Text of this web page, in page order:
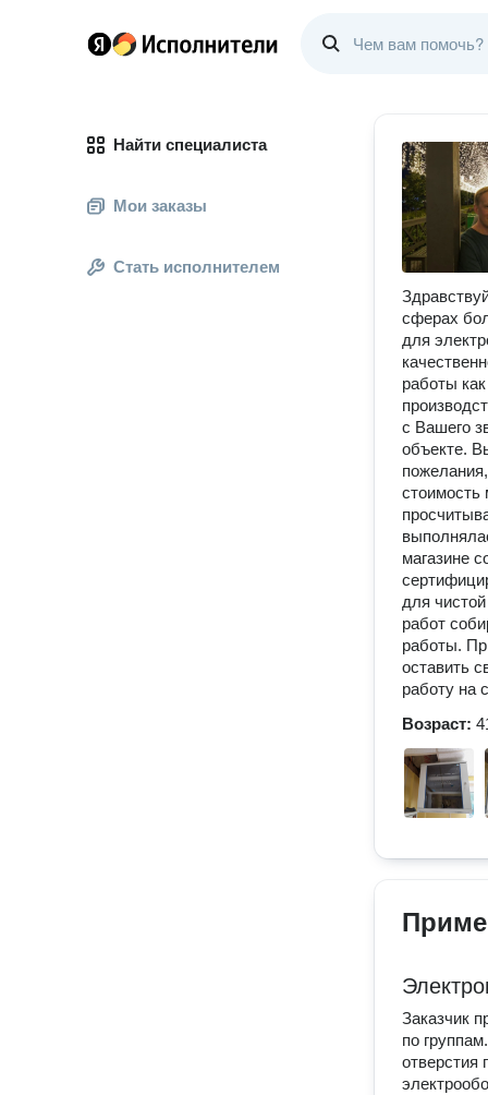
Найти специалиста
Мои заказы
Стать исполнителем
сферах
для
работы
с Вашего
объекте.
стоимость
магазине
для
работ
работы.
оставить
работу на
Возраст:
Заказчик
по
отверстия